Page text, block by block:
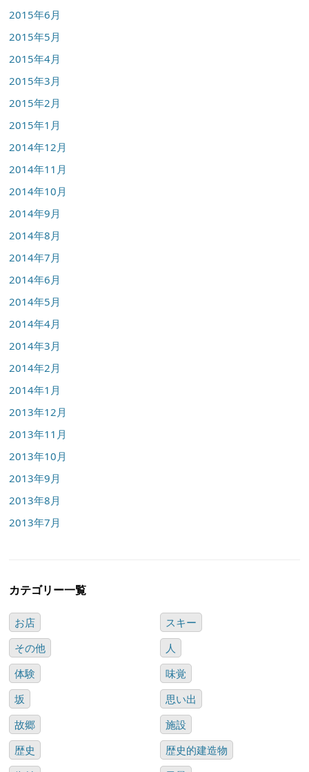
2015年6月
2015年5月
2015年4月
2015年3月
2015年2月
2015年1月
2014年12月
2014年11月
2014年10月
2014年9月
2014年8月
2014年7月
2014年6月
2014年5月
2014年4月
2014年3月
2014年2月
2014年1月
2013年12月
2013年11月
2013年10月
2013年9月
2013年8月
2013年7月
カテゴリー一覧
お店
スキー
その他
人
体験
味覚
坂
思い出
故郷
施設
歴史
歴史的建造物